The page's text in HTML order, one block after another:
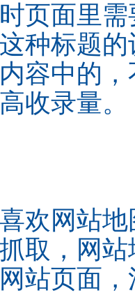
页面里
种标题
容中的
收录量。
欢网站
取，网
站页面